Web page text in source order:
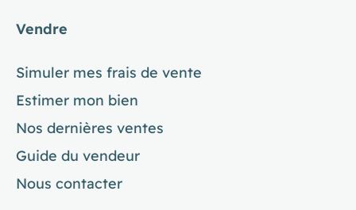
Vendre
Simuler mes frais de vente
Estimer mon bien
Nos dernières ventes
Guide du vendeur
Nous contacter